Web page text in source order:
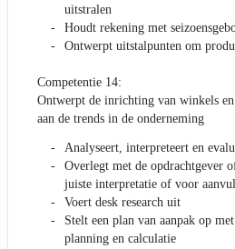
uitstralen
Houdt rekening met
Ontwerpt uitstalpunten om
Competentie 14:
Ontwerpt de inrichting van winkels en
aan de trends in de onderneming
Analyseert, interpreteert en
Overlegt met de opdrachtgever
juiste interpretatie of voor
Voert desk research uit
Stelt een plan van aanpak op
planning en calculatie